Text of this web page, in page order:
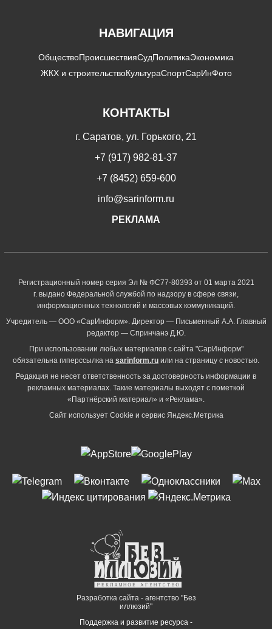
НАВИГАЦИЯ
ОбществоПроисшествияСудПолитикаЭкономика
ЖКХ и строительствоКультураСпортСарИнФото
КОНТАКТЫ
г. Саратов, ул. Горького, 21
+7 (917) 982-81-37
+7 (8452) 659-600
info@sarinform.ru
РЕКЛАМА
Регистрационный номер серия Эл № ФС77-80393 от 01 марта 2021
г. выдано Федеральной службой по надзору в сфере связи,
информационных технологий и массовых коммуникаций.
Учредитель — ООО «СарИнформ». Директор — Письменный А.А. Главный
редактор — Спринчанэ Д.Ю.
При использовании любых материалов с сайта "СарИнформ"
обязательна гиперссылка на sarinform.ru или на страницу с новостью.
Редакция не несет ответственность за достоверность информации в
рекламных материалах. Такие материалы выходят с пометкой
«Партнёрский материал» и «Реклама».
Сайт использует Cookie и сервиc Яндекс.Метрика
Разработка сайта - агентство "Без
иллюзий"
Поддержка и развитие ресурса -